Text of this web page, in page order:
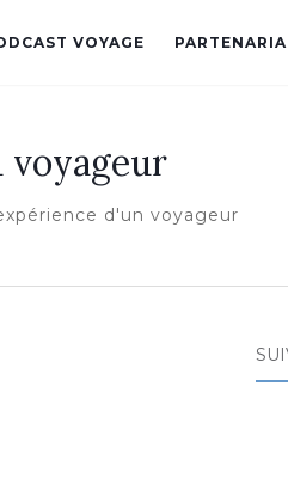
VOYAGE
voyageur
d'un voyageur